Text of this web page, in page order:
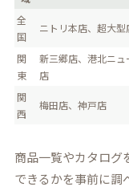
全
国
ニトリ本店、超大型
関
東
新三郷店、港北ニュ
店
関
西
梅田店、神戸店
商品一覧やカタログ
できるかを事前に調